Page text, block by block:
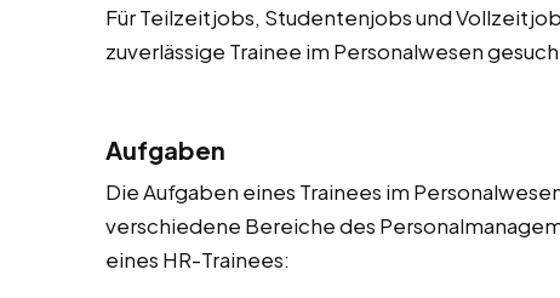
Für Teilzeitjobs, Studentenjobs und
zuverlässige Trainee im Personalwesen
Aufgaben
Die Aufgaben eines Trainees im
verschiedene Bereiche des
eines HR-Trainees: